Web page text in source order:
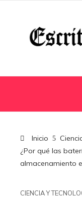
Inicio
¿Por qué las
almacenamiento
CIENCIA Y